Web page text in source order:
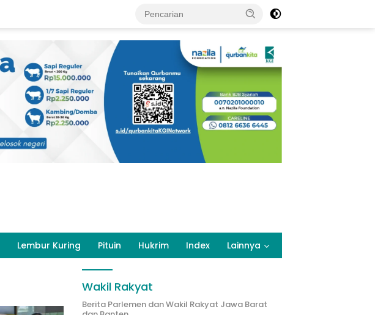
Lembur Kuring Pituin Hukrim Index Lainnya
Wakil Rakyat
Berita Parlemen dan Wakil Rakyat Jawa Barat